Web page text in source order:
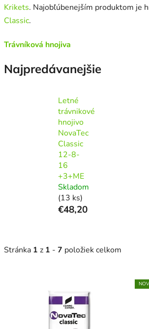
Krikets. Najobľúbenejším produktom je
Classic.
Trávníková hnojiva
Najpredávanejšie
Letné
trávnikové
hnojivo
NovaTec
Classic
12-8-
16
+3+ME
Skladom
(13 ks)
€48,20
Stránka 1 z 1 - 7 položiek celkom